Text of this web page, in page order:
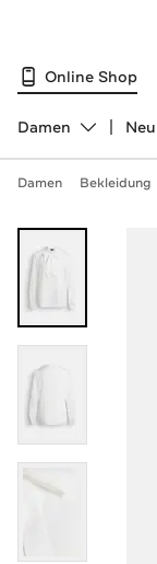
Online Shop
Abteilung
Damen Neu
Damen Bekleidung